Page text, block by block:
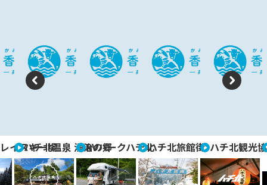
vi
o
u
xt
イスキー場
ハチ北温泉 湯治の郷RVパークハチ北ハチ北旅館街 ハチ北観光